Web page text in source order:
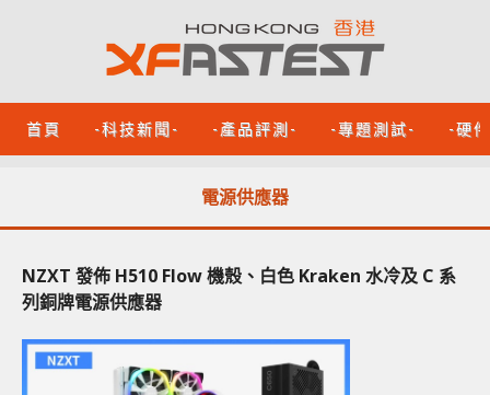
首頁 -科技新聞- -產品評測- -專題測試- -硬
電源供應器
NZXT 發佈 H510 Flow 機殼、白色 Kraken 水冷及 C 系
列銅牌電源供應器